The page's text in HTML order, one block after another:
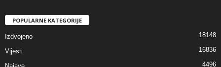
POPULARNE KATEGORIJE
Izdvojeno 18148
Vijesti 16836
4496